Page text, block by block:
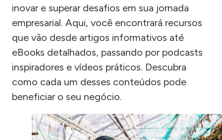
inovar e superar desafios em sua jornada
empresarial. Aqui, você encontrará recursos
que vão desde artigos informativos até
eBooks detalhados, passando por podcasts
inspiradores e vídeos práticos. Descubra
como cada um desses conteúdos pode
beneficiar o seu negócio.